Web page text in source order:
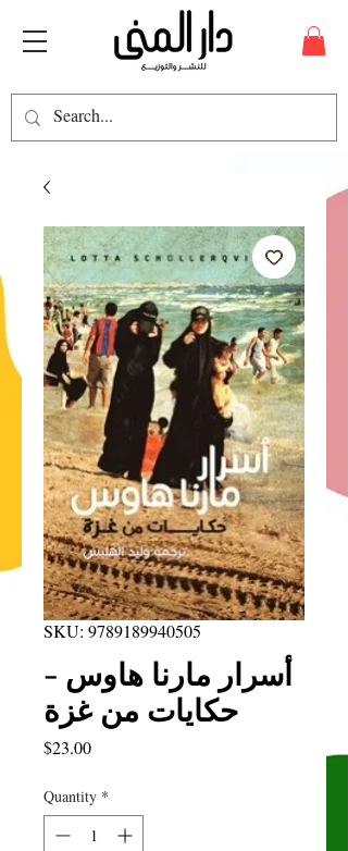
SKU: 9789189940505
أسرار مارنا هاوس -
حكايات من غزة
$23.00Price
Quantity *